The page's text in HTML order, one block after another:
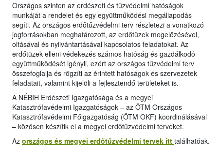
Országos szinten az erdészeti és tűzvédelmi hatóságok
munkáját a rendelet és egy együttműködési megállapodás
segíti. Az országos erdőtűzvédelmi terv részletezi a vonatkozó
jogforrásokban meghatározott, az erdőtüzek megelőzésével,
oltásával és nyilvántartásával kapcsolatos feladatokat. Az
erdőtüzek elleni védekezés számos hatóság és gazdálkodó
együttműködését igényli, ezért az országos tűzvédelmi terv
összefoglalja és rögzíti az érintett hatóságok és szervezetek
feladatait, valamint kijelöli a fejlesztendő területeket is.
A NÉBIH Erdészeti Igazgatósága és a megyei
Katasztrófavédelmi Igazgatóságok – az ÖTM Országos
Katasztrófavédelmi Főigazgatóság (ÖTM OKF) koordinálásával
– közösen készítik el a megyei erdőtűzvédelmi terveket.
Az országos és megyei erdőtűzvédelmi tervek itt találhatóak.